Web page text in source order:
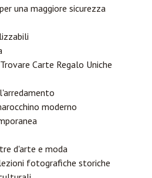
una maggiore sicurezza
Carte Regalo Uniche
moderno
d'arte e moda
fotografiche storiche